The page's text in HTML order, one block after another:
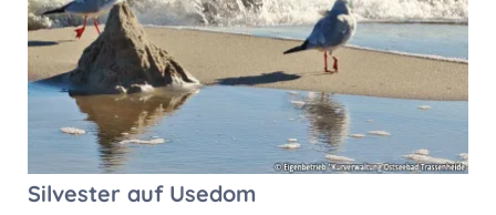
Silvester auf Usedom